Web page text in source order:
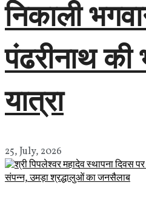
निकाली
पंढरीनाथ की
यात्रा
25, July, 2026